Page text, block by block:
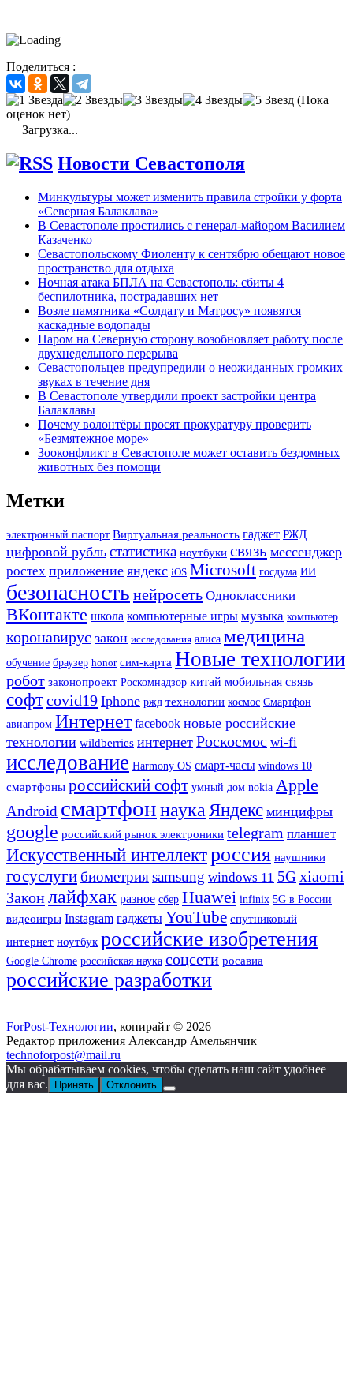
Поделиться :
(Пока
оценок нет)
Загрузка...
Новости Севастополя
Минкультуры может изменить правила стройки у форта
«Северная Балаклава»
В Севастополе простились с генерал-майором Василием
Казаченко
Севастопольскому Фиоленту к сентябрю обещают новое
пространство для отдыха
Ночная атака БПЛА на Севастополь: сбиты 4
беспилотника, пострадавших нет
Возле памятника «Солдату и Матросу» появятся
каскадные водопады
Паром на Северную сторону возобновляет работу после
двухнедельного перерыва
Севастопольцев предупредили о неожиданных громких
звуках в течение дня
В Севастополе утвердили проект застройки центра
Балаклавы
Почему волонтёры просят прокуратуру проверить
«Безмятежное море»
Зооконфликт в Севастополе может оставить бездомных
животных без помощи
Метки
электронный паспорт Виртуальная реальность гаджет РЖД
цифровой рубль статистика ноутбуки связь мессенджер
ростех приложение яндекс iOS Microsoft госдума ИИ
безопасность нейросеть Одноклассники
ВКонтакте школа компьютерные игры музыка компьютер
коронавирус закон исследования алиса медицина
обучение браузер honor сим-карта Новые технологии
робот законопроект Роскомнадзор китай мобильная связь
софтcovid19 Iphone ржд технологии космос Смартфон
авиапром Интернет facebook новые российские
технологии wildberries интернет Роскосмос wi-fi
исследование Harmony OS смарт-часы windows 10
смартфоны российский софт умный дом nokia Apple
Android смартфоннаука Яндекс минцифры
google российский рынок электроники telegram планшет
Искусственный интеллектроссия наушники
госуслугибиометрияsamsung windows 11 5G xiaomi
Законлайфхак разное сбер Huawei infinix 5G в России
видеоигры Instagram гаджеты YouTube спутниковый
интернет ноутбук российские изобретения
Google Chrome российская наука соцсети росавиа
российские разработки
ForPost-Технологии, копирайт © 2026
Редактор приложения Александр Амельянчик
technoforpost@mail.ru
Мы обрабатываем cookies, чтобы сделать наш сайт удобнее
для вас.
Принять Отклонить